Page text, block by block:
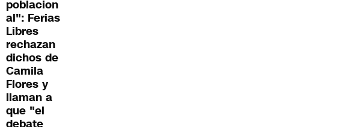
poblacion
al": Ferias
Libres
rechazan
dichos de
Camila
Flores y
llaman a
que "el